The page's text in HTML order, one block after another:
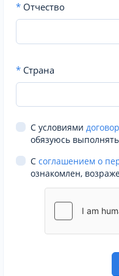
* Отчество
* Страна
С условиями
обязуюсь
С соглашением о
ознакомлен,